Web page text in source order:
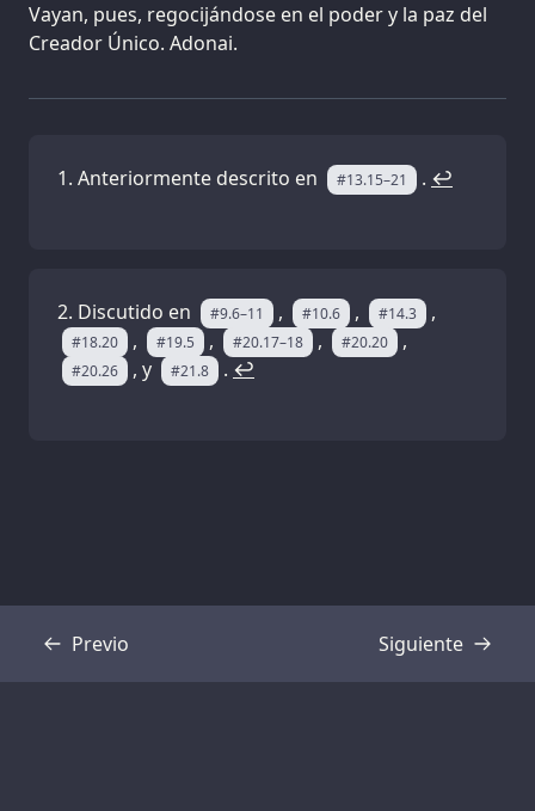
Vayan, pues, regocijándose en el poder y la paz del
Creador Único. Adonai.
Anteriormente descrito en #13.15–21 . ↩
Discutido en #9.6–11 , #10.6 , #14.3 ,
#18.20 , #19.5 , #20.17–18 , #20.20 ,
#20.26 , y #21.8 . ↩
Previo
Transcripción Siguiente
Transcripción